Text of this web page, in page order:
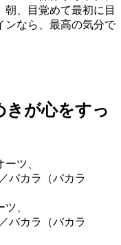
、目覚めて最初に目
ンなら、最高の気分で
が心をすっ
、
バカラ（バカラ